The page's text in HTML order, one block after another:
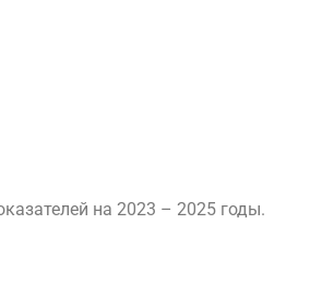
на 2023 – 2025 годы.